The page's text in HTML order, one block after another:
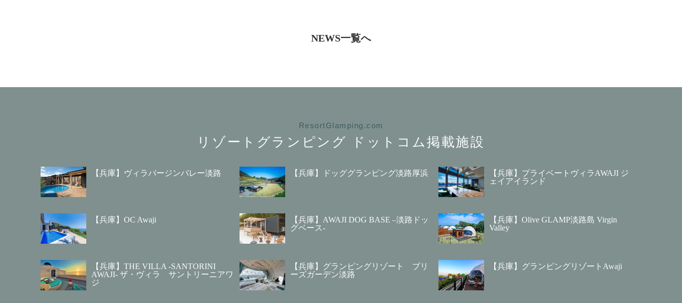
NEWS一覧へ
ResortGlamping.com
リゾートグランピング ドットコム掲載施設
【兵庫】ヴィラバージンバレー淡路 【兵庫】ドッググランピング淡路厚浜
【兵庫】プライベートヴィラAWAJI ジ
ェイアイランド
【兵庫】OC Awaji
【兵庫】AWAJI DOG BASE –淡路ドッ
グベース-
【兵庫】Olive GLAMP淡路島 Virgin
Valley
【兵庫】THE VILLA -SANTORINI
AWAJI- ザ・ヴィラ サントリーニアワ
ジ
【兵庫】グランピングリゾート ブリ
ーズガーデン淡路
【兵庫】グランピングリゾートAwaji